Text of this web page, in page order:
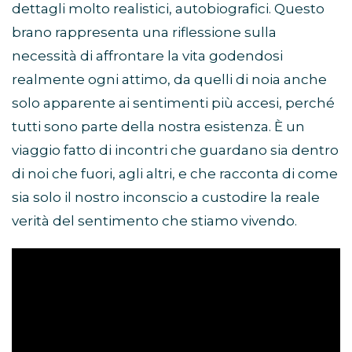
dettagli molto realistici, autobiografici. Questo
brano rappresenta una riflessione sulla
necessità di affrontare la vita godendosi
realmente ogni attimo, da quelli di noia anche
solo apparente ai sentimenti più accesi, perché
tutti sono parte della nostra esistenza. È un
viaggio fatto di incontri che guardano sia dentro
di noi che fuori, agli altri, e che racconta di come
sia solo il nostro inconscio a custodire la reale
verità del sentimento che stiamo vivendo.